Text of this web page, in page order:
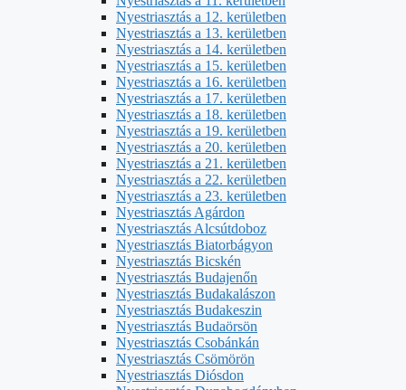
Nyestriasztás a 12. kerületben
Nyestriasztás a 13. kerületben
Nyestriasztás a 14. kerületben
Nyestriasztás a 15. kerületben
Nyestriasztás a 16. kerületben
Nyestriasztás a 17. kerületben
Nyestriasztás a 18. kerületben
Nyestriasztás a 19. kerületben
Nyestriasztás a 20. kerületben
Nyestriasztás a 21. kerületben
Nyestriasztás a 22. kerületben
Nyestriasztás a 23. kerületben
Nyestriasztás Agárdon
Nyestriasztás Alcsútdoboz
Nyestriasztás Biatorbágyon
Nyestriasztás Bicskén
Nyestriasztás Budajenőn
Nyestriasztás Budakalászon
Nyestriasztás Budakeszin
Nyestriasztás Budaörsön
Nyestriasztás Csobánkán
Nyestriasztás Csömörön
Nyestriasztás Diósdon